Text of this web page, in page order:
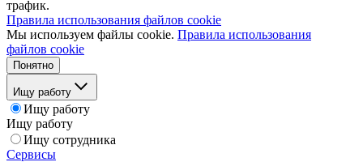
трафик.
Правила использования файлов cookie
Мы используем файлы cookie. Правила использования
файлов cookie
Понятно
Ищу работу
Ищу работу
Ищу работу
Ищу сотрудника
Сервисы